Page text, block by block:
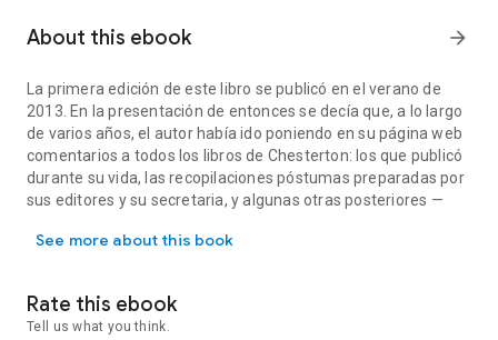
About this ebook arrow_forward
La primera edición de este libro se publicó en el verano de
2013. En la presentación de entonces se decía que, a lo largo
de varios años, el autor había ido poniendo en su página web
comentarios a todos los libros de Chesterton: los que publicó
durante su vida, las recopilaciones póstumas preparadas por
sus editores y su secretaria, y algunas otras posteriores —
excelentes selecciones de textos—.
biografías, con la intención de ofrecer una presentación
completa de la figura, el pensamiento y el estilo personal que
See more about this book
Rate this ebook
Tell us what you think.